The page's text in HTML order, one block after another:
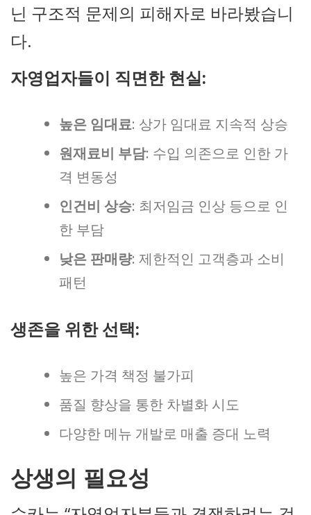
닌 구조적 문제의 피해자로 바라봤습니
다.
자영업자들이 직면한 현실:
높은 임대료: 상가 임대료 지속적 상승
원재료비 부담: 수입 의존으로 인한 가
격 변동성
인건비 상승: 최저임금 인상 등으로 인
한 부담
낮은 판매량: 제한적인 고객층과 소비
패턴
생존을 위한 선택:
높은 가격 책정 불가피
품질 향상을 통한 차별화 시도
다양한 메뉴 개발로 매출 증대 노력
상생의 필요성